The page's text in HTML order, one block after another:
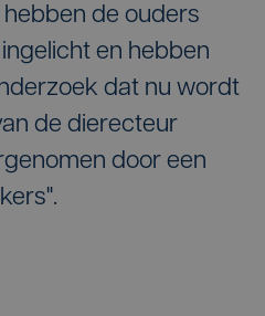
de ouders
en hebben
dat nu wordt
de dierecteur
door een